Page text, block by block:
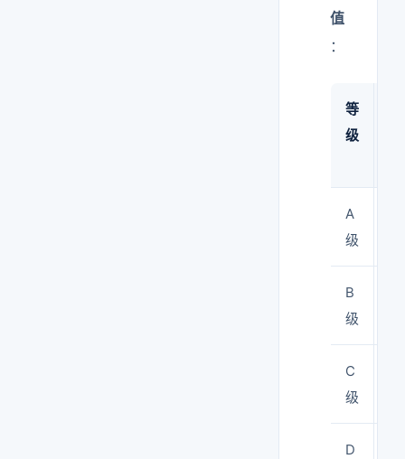
值
：
等
级
A
级
B
级
C
级
D